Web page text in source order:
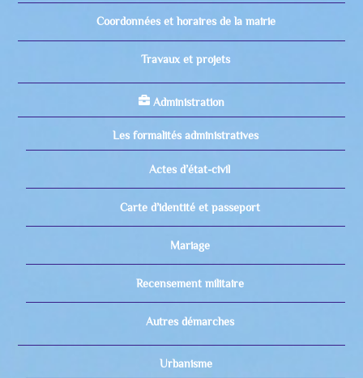
Coordonnées et horaires de la mairie
Travaux et projets
Administration
Les formalités administratives
Actes d’état-civil
Carte d’identité et passeport
Mariage
Recensement militaire
Autres démarches
Urbanisme